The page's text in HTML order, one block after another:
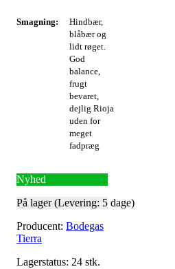
Smagning:
Hindbær,
blåbær og
lidt røget.
God
balance,
frugt
bevaret,
dejlig Rioja
uden for
meget
fadpræg
Nyhed
På lager (Levering: 5 dage)
Producent: Bodegas
Tierra
Lagerstatus: 24 stk.